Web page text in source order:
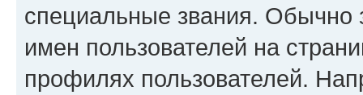
специальные звания. Обычно
имен пользователей на
профилях пользователей.